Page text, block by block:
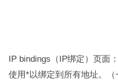
IP bindings（IP绑定）页面
使用*以绑定到所有地址。（